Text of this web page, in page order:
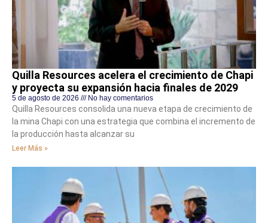
Quilla Resources acelera el crecimiento de Chapi
y proyecta su expansión hacia finales de 2029
5 de agosto de 2026 No hay comentarios
Quilla Resources consolida una nueva etapa de crecimiento de
la mina Chapi con una estrategia que combina el incremento de
la producción hasta alcanzar su
Leer Más »